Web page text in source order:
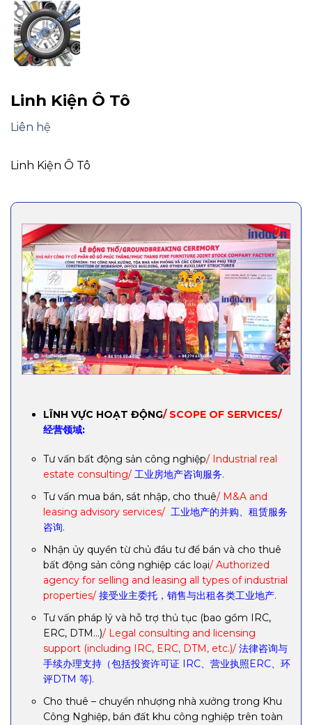
Linh Kiện Ô Tô
Liên hệ
Linh Kiện Ô Tô
LĨNH VỰC HOẠT ĐỘNG/ SCOPE OF SERVICES/
经营领域:
Tư vấn bất động sản công nghiệp/ Industrial real
estate consulting/ 工业房地产咨询服务.
Tư vấn mua bán, sát nhập, cho thuê/ M&A and
leasing advisory services/ 工业地产的并购、租赁服务
咨询.
Nhận ủy quyền từ chủ đầu tư để bán và cho thuê
bất động sản công nghiệp các loại/ Authorized
agency for selling and leasing all types of industrial
properties/ 接受业主委托，销售与出租各类工业地产.
Tư vấn pháp lý và hỗ trợ thủ tục (bao gồm IRC,
ERC, DTM…)/ Legal consulting and licensing
support (including IRC, ERC, DTM, etc.)/ 法律咨询与
手续办理支持（包括投资许可证 IRC、营业执照ERC、环
评DTM 等).
Cho thuê – chuyển nhượng nhà xưởng trong Khu
Công Nghiệp, bán đất khu công nghiệp trên toàn